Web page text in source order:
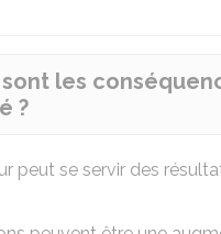
les
?
peut se servir des